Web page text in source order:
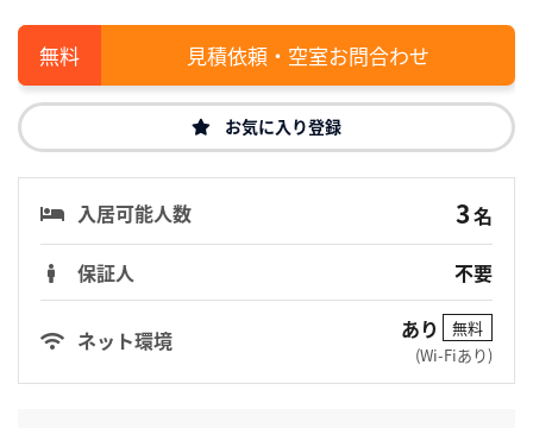
見積依頼・空室お問合わせ
お気に入り登録
入居可能人数 3名
保証人
不要
ネット環境 あり
無料
(Wi-Fiあり)